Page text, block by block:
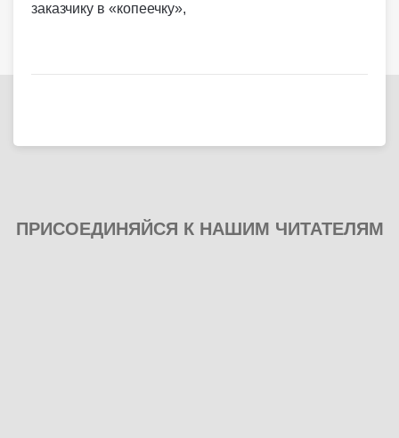
заказчику в «копеечку»,
ПРИСОЕДИНЯЙСЯ К НАШИМ ЧИТАТЕЛЯМ